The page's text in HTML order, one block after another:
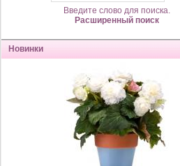
Введите слово для поиска.
Расширенный поиск
Новинки